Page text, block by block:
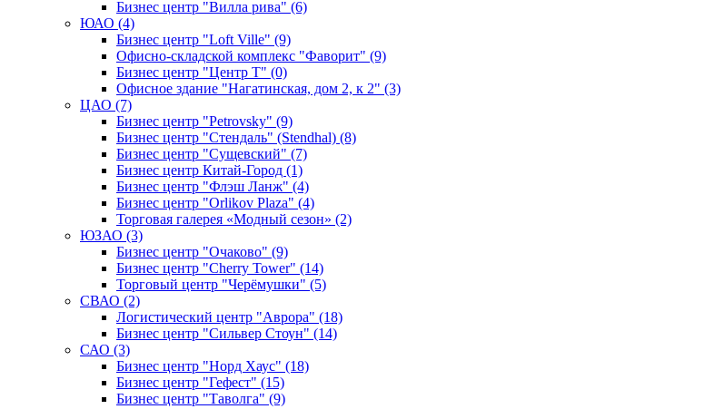
Бизнес центр "Вилла рива" (6)
ЮАО (4)
Бизнес центр "Loft Ville" (9)
Офисно-складской комплекс "Фаворит" (9)
Бизнес центр "Центр Т" (0)
Офисное здание "Нагатинская, дом 2, к 2" (3)
ЦАО (7)
Бизнес центр "Petrovsky" (9)
Бизнес центр "Стендаль" (Stendhal) (8)
Бизнес центр "Сущевский" (7)
Бизнес центр Китай-Город (1)
Бизнес центр "Флэш Ланж" (4)
Бизнес центр "Orlikov Plaza" (4)
Торговая галерея «Модный сезон» (2)
ЮЗАО (3)
Бизнес центр "Очаково" (9)
Бизнес центр "Cherry Tower" (14)
Торговый центр "Черёмушки" (5)
СВАО (2)
Логистический центр "Аврора" (18)
Бизнес центр "Сильвер Стоун" (14)
САО (3)
Бизнес центр "Норд Хаус" (18)
Бизнес центр "Гефест" (15)
Бизнес центр "Таволга" (9)